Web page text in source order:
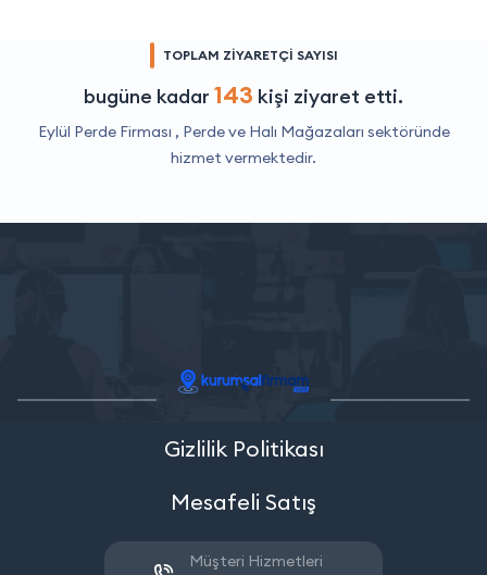
TOPLAM ZİYARETÇİ SAYISI
bugüne kadar 143 kişi ziyaret etti.
Eylül Perde Firması , Perde ve Halı Mağazaları sektöründe
hizmet vermektedir.
Gizlilik Politikası
Mesafeli Satış
Müşteri Hizmetleri